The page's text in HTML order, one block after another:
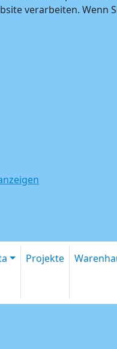
verarbeiten. Wenn
Projekte